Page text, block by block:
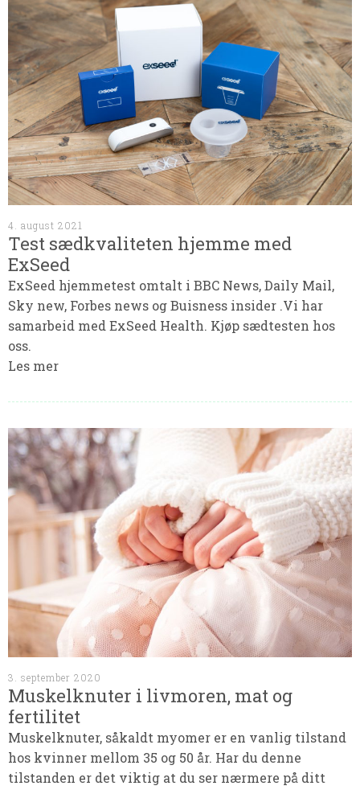
4. august 2021
Test sædkvaliteten hjemme med
ExSeed
ExSeed hjemmetest omtalt i BBC News, Daily Mail,
Sky new, Forbes news og Buisness insider .Vi har
samarbeid med ExSeed Health. Kjøp sædtesten hos
oss.
Les mer
3. september 2020
Muskelknuter i livmoren, mat og
fertilitet
Muskelknuter, såkaldt myomer er en vanlig tilstand
hos kvinner mellom 35 og 50 år. Har du denne
tilstanden er det viktig at du ser nærmere på ditt